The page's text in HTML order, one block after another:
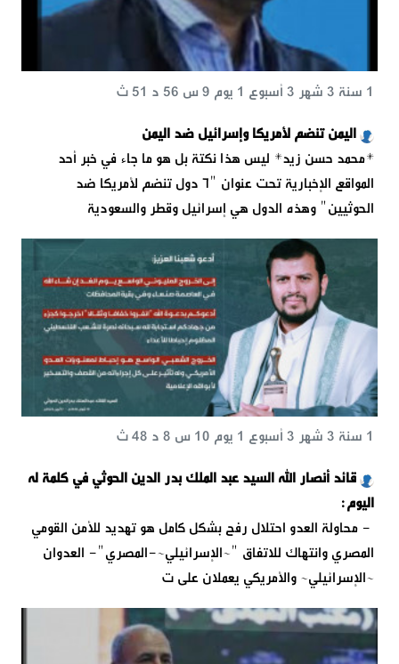
اليمن تنضم لأمريكا وإسرائيل ضد اليمن
1 سنة 3 شهر 3 أسبوع 1 يوم 9 س 56 د 51 ث
*محمد حسن زيد* ليس هذا نكتة بل هو ما جاء في خبر أحد
المواقع الإخبارية تحت عنوان "٦ دول تنضم لأمريكا ضد
الحوثيين" وهذه الدول هي إسرائيل وقطر والسعودية
قائد أنصار الله السيد عبد الملك بدر الدين الحوثي في كلمة له
اليوم:
1 سنة 3 شهر 3 أسبوع 1 يوم 10 س 8 د 48 ث
- محاولة العدو احتلال رفح بشكل كامل هو تهديد للأمن القومي
المصري وانتهاك للاتفاق "~الإسرائيلي~-المصري"- العدوان
~الإسرائيلي~ والأمريكي يعملان على ت